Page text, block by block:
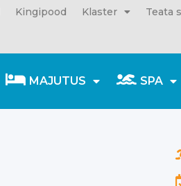
Kingipood Klaster Teata
MAJUTUS SPA